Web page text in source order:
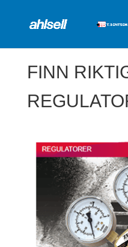
FINN